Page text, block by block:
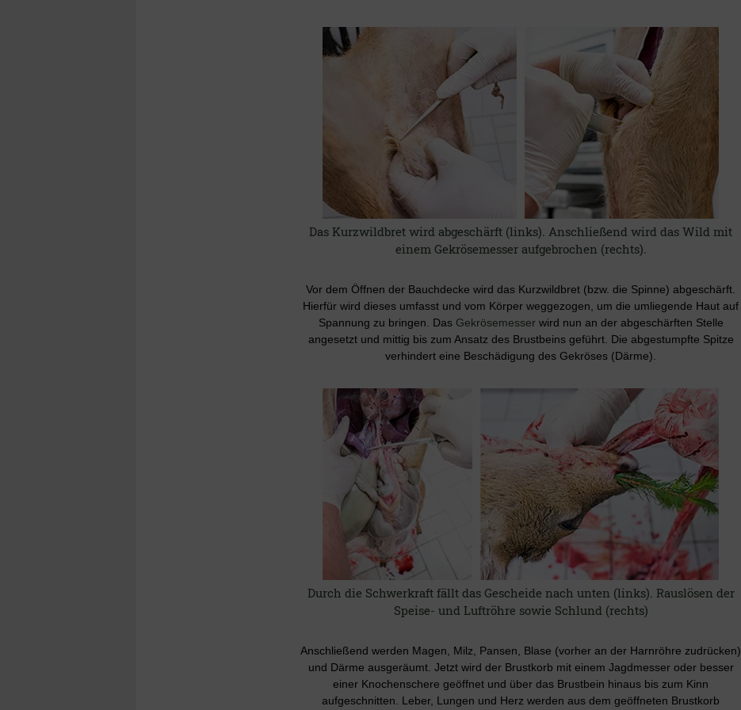
Das Kurzwildbret wird abgeschärft (links). Anschließend wird das Wild mit
einem Gekrösemesser aufgebrochen (rechts).
Vor dem Öffnen der Bauchdecke wird das Kurzwildbret (bzw. die Spinne) abgeschärft.
Hierfür wird dieses umfasst und vom Körper weggezogen, um die umliegende Haut auf
Spannung zu bringen. Das Gekrösemesserwird nun an der abgeschärften Stelle
angesetzt und mittig bis zum Ansatz des Brustbeins geführt. Die abgestumpfte Spitze
verhindert eine Beschädigung des Gekröses (Därme).
Durch die Schwerkraft fällt das Gescheide nach unten (links). Rauslösen der
Speise- und Luftröhre sowie Schlund (rechts)
Anschließend werden Magen, Milz, Pansen, Blase (vorher an der Harnröhre zudrücken)
und Därme ausgeräumt. Jetzt wird der Brustkorb mit einem Jagdmesser oder besser
einer Knochenschere geöffnet und über das Brustbein hinaus bis zum Kinn
aufgeschnitten. Leber, Lungen und Herz werden aus dem geöffneten Brustkorb